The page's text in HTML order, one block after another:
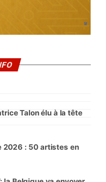
Talon élu à la tête
2026 : 50 artistes en